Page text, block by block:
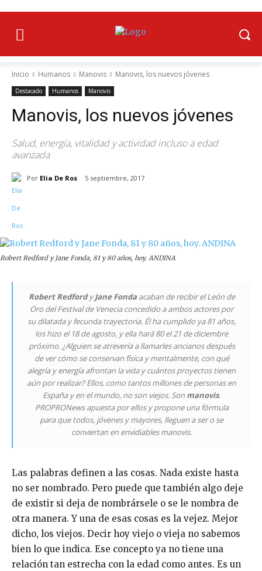
Inicio Humanos Manovis Manovis, los nuevos jóvenes
Destacado Humanos Manovis
Manovis, los nuevos jóvenes
Salud, energía, vitalidad y actividad incluso a edad
avanzada
Por Elia De Ros 5 septiembre, 2017
Robert Redford y Jane Fonda, 81 y 80 años, hoy. ANDINA
Robert RedfordyJane Fondaacaban de recibir el León de
Oro del Festival de Venecia concedido a ambos actores por
su dilatada y fecunda trayectoria. Él ha cumplido ya 81 años,
los hizo el 18 de agosto, y ella hará 80 el 21 de diciembre
próximo. ¿Alguien se atrevería a llamarles ancianos después
de ver cómo se conservan física y mentalmente, con qué
alegría y energía afrontan la vida y cuántos proyectos tienen
aún por realizar? Ellos, como tantos millones de personas en
España y en el mundo, no son viejos. Son manovis.
PROPRONews apuesta por ellos y propone una fórmula
para que todos, jóvenes y mayores, lleguen a ser o se
conviertan en envidiables manovis.
Las palabras definen a las cosas. Nada existe hasta
no ser nombrado. Pero puede que también algo deje
de existir si deja de nombrársele o se le nombra de
otra manera. Y una de esas cosas es la vejez. Mejor
dicho, los viejos. Decir hoy viejo o vieja no sabemos
bien lo que indica. Ese concepto ya no tiene una
relación tan estrecha con la edad como antes. Es un